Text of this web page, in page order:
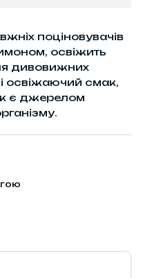
поціновувачів
освіжить
дивовижних
освіжаючий смак,
є джерелом